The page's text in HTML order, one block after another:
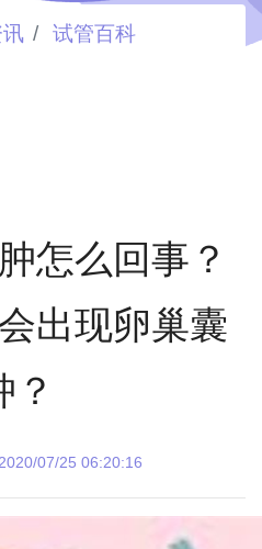
试管百科
怎么回事？
出现卵巢囊
？
2020/07/25 06:20:16